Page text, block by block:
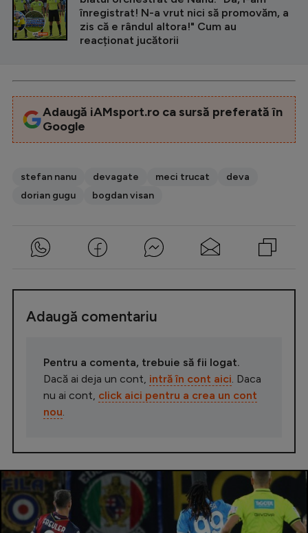
înregistrat! N-a vrut nici să promovăm, a
zis că e rândul altora!" Cum au
reacționat jucătorii
Adaugă iAMsport.ro ca sursă preferată în
Google
stefan nanu devagate meci trucat
deva
dorian gugu
bogdan visan
Adaugă comentariu
Pentru a comenta, trebuie să fii logat.
Dacă ai deja un cont, intră în cont aici. Daca
nu ai cont, click aici pentru a crea un cont
nou.